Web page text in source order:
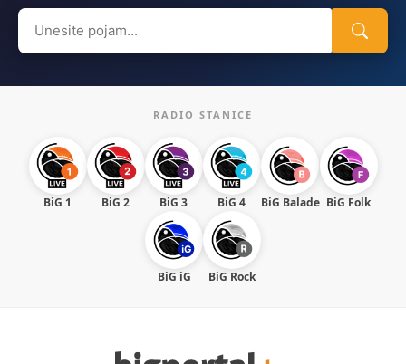
Search
for:
RADIO STANICE
BiG 1 BiG 2 BiG 3 BiG 4 BiG Balade BiG Folk
BiG iG BiG Rock